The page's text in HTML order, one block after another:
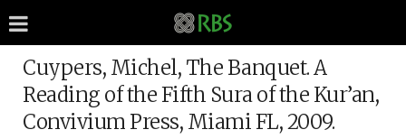
Cuypers, Michel, The Banquet. A
Reading of the Fifth Sura of the Kur’an,
Convivium Press, Miami FL, 2009.